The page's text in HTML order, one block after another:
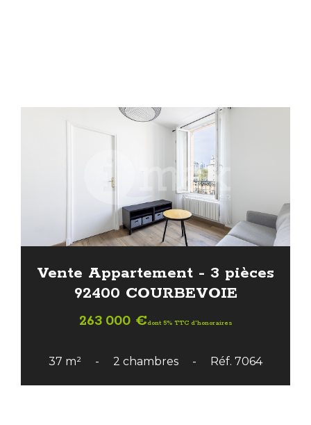
Vente Appartement - 3 pièces
92400 COURBEVOIE
263 000 €dont 5% TTC d'honoraires
37 m² 2 chambres Réf. 7064